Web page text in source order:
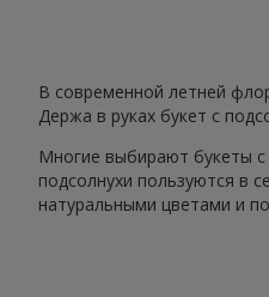
В современной летней
Держа в руках букет с
Многие выбирают букеты с
подсолнухи пользуются в
натуральными цветами и